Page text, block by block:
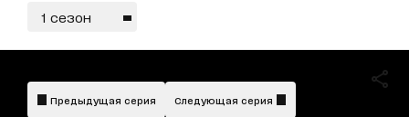
1 сезон
Предыдущая серия Следующая серия